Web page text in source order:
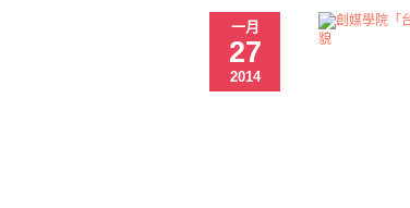
一月
27
2014